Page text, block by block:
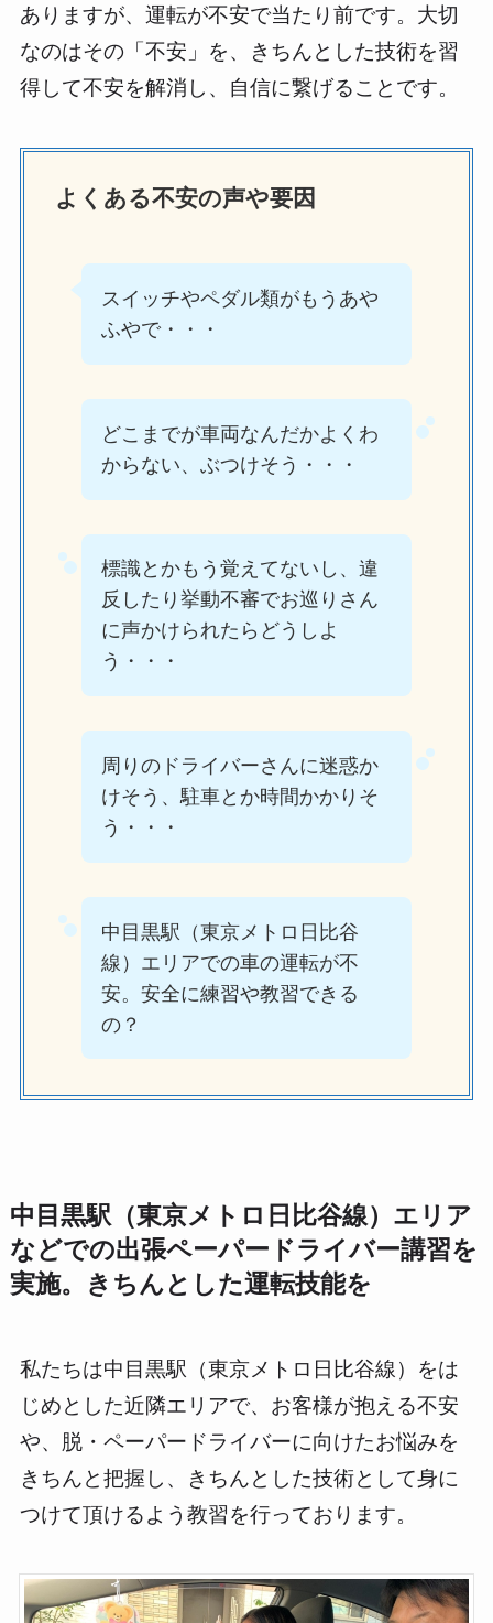
ありますが、運転が不安で当たり前です。大切
なのはその「不安」を、きちんとした技術を習
得して不安を解消し、自信に繋げることです。
よくある不安の声や要因
スイッチやペダル類がもうあや
ふやで・・・
どこまでが車両なんだかよくわ
からない、ぶつけそう・・・
標識とかもう覚えてないし、違
反したり挙動不審でお巡りさん
に声かけられたらどうしよ
う・・・
周りのドライバーさんに迷惑か
けそう、駐車とか時間かかりそ
う・・・
中目黒駅（東京メトロ日比谷
線）エリアでの車の運転が不
安。安全に練習や教習できる
の？
中目黒駅（東京メトロ日比谷線）エリア
などでの出張ペーパードライバー講習を
実施。きちんとした運転技能を
私たちは中目黒駅（東京メトロ日比谷線）をは
じめとした近隣エリアで、お客様が抱える不安
や、脱・ペーパードライバーに向けたお悩みを
きちんと把握し、きちんとした技術として身に
つけて頂けるよう教習を行っております。